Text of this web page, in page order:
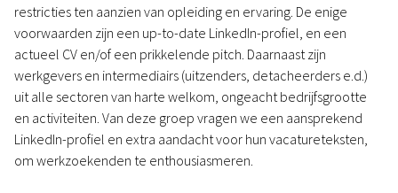
restricties ten aanzien van opleiding en ervaring. De enige
voorwaarden zijn een up-to-date LinkedIn-profiel, en een
actueel CV en/of een prikkelende pitch. Daarnaast zijn
werkgevers en intermediairs (uitzenders, detacheerders e.d.)
uit alle sectoren van harte welkom, ongeacht bedrijfsgrootte
en activiteiten. Van deze groep vragen we een aansprekend
LinkedIn-profiel en extra aandacht voor hun vacatureteksten,
om werkzoekenden te enthousiasmeren.